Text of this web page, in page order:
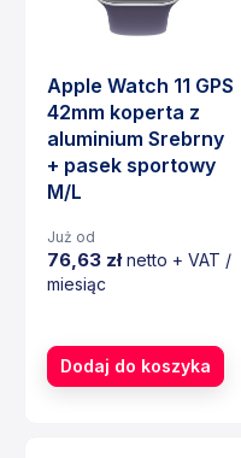
Apple Watch 11 GPS
42mm koperta z
aluminium Srebrny
+ pasek sportowy
M/L
Już od
76,63 złnetto + VAT /
miesiąc
Dodaj do koszyka